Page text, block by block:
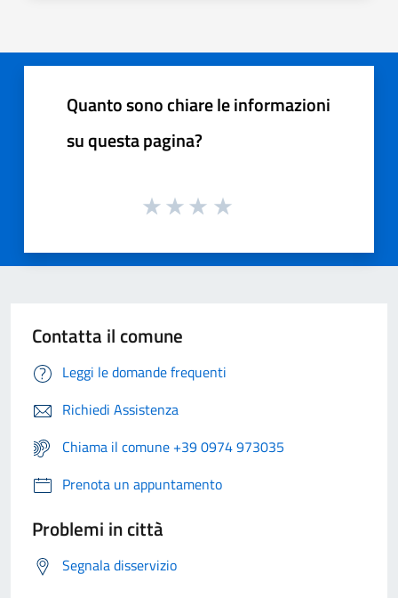
Quanto sono chiare le informazioni
su questa pagina?
Contatta il comune
Leggi le domande frequenti
Richiedi Assistenza
Chiama il comune +39 0974 973035
Prenota un appuntamento
Problemi in città
Segnala disservizio